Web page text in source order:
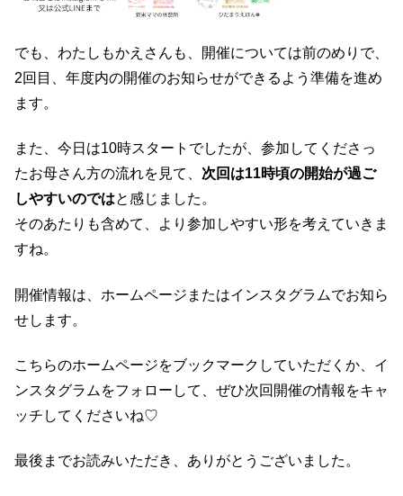
でも、わたしもかえさんも、開催については前のめりで、
2回目、年度内の開催のお知らせができるよう準備を進め
ます。
また、今日は10時スタートでしたが、参加してくださっ
たお母さん方の流れを見て、 次回は11時頃の開始が過ご
しやすいのではと感じました。
そのあたりも含めて、より参加しやすい形を考えていきま
すね。
開催情報は、ホームページまたはインスタグラムでお知ら
せします。
こちらのホームページをブックマークしていただくか、イ
ンスタグラムをフォローして、ぜひ次回開催の情報をキャ
ッチしてくださいね♡
最後までお読みいただき、ありがとうございました。